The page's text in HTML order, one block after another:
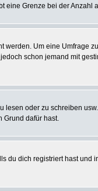
Grenze bei der Anzahl
Um eine Umfrage
schon jemand mit
oder zu schreiben
Grund dafür hast.
dich registriert hast